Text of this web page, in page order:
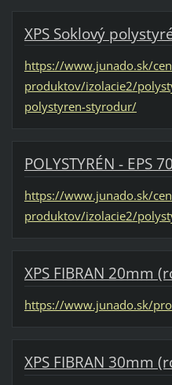
XPS Soklový
https://www.junado.sk/
produktov/izolacie2/
polystyren-styrodur/
POLYSTYRÉN - EPS
https://www.junado.sk/
produktov/izolacie2/
XPS FIBRAN 20mm
https://www.junado.sk/
XPS FIBRAN 30mm